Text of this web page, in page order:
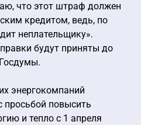
что этот штраф должен
кредитом, ведь, по
неплательщику».
будут приняты до
энергокомпаний
просьбой повысить
и тепло с 1 апреля